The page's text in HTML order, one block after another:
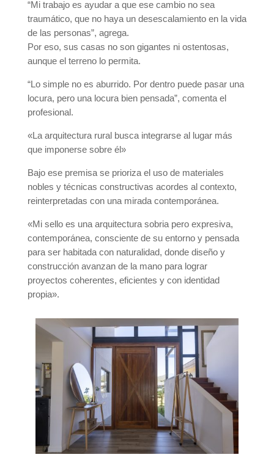
“Mi trabajo es ayudar a que ese cambio no sea
traumático, que no haya un desescalamiento en la vida
de las personas”, agrega.
Por eso, sus casas no son gigantes ni ostentosas,
aunque el terreno lo permita.
“Lo simple no es aburrido. Por dentro puede pasar una
locura, pero una locura bien pensada”, comenta el
profesional.
«La arquitectura rural busca integrarse al lugar más
que imponerse sobre él»
Bajo ese premisa se prioriza el uso de materiales
nobles y técnicas constructivas acordes al contexto,
reinterpretadas con una mirada contemporánea.
«Mi sello es una arquitectura sobria pero expresiva,
contemporánea, consciente de su entorno y pensada
para ser habitada con naturalidad, donde diseño y
construcción avanzan de la mano para lograr
proyectos coherentes, eficientes y con identidad
propia».